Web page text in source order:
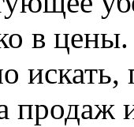
в
искать,
продаж